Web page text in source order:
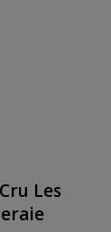
Les